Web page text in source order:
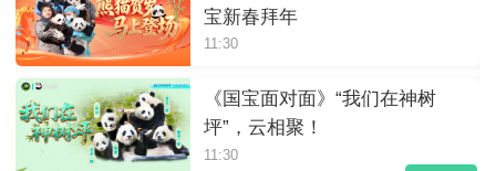
宝新春拜年
11:30
《国宝面对面》“我们在神树
坪”，云相聚！
11:30